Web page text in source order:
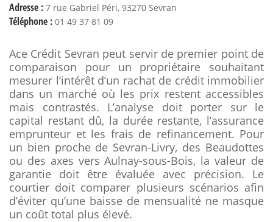
Adresse : 7 rue Gabriel Péri, 93270 Sevran
Téléphone : 01 49 37 81 09
Ace Crédit Sevran peut servir de premier point de
comparaison pour un propriétaire souhaitant
mesurer l’intérêt d’un rachat de crédit immobilier
dans un marché où les prix restent accessibles
mais contrastés. L’analyse doit porter sur le
capital restant dû, la durée restante, l’assurance
emprunteur et les frais de refinancement. Pour
un bien proche de Sevran-Livry, des Beaudottes
ou des axes vers Aulnay-sous-Bois, la valeur de
garantie doit être évaluée avec précision. Le
courtier doit comparer plusieurs scénarios afin
d’éviter qu’une baisse de mensualité ne masque
un coût total plus élevé.